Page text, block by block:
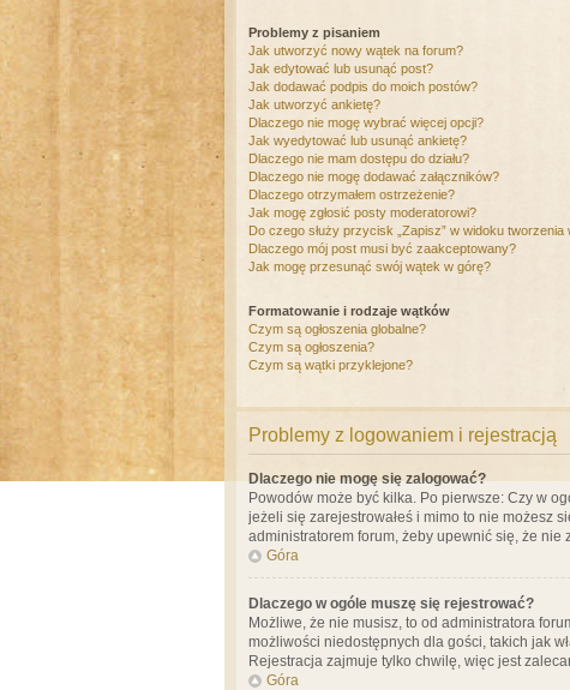
Problemy z pisaniem
Jak utworzyć nowy wątek na forum?
Jak edytować lub usunąć post?
Jak dodawać podpis do moich postów?
Jak utworzyć ankietę?
Dlaczego nie mogę wybrać więcej opcji?
Jak wyedytować lub usunąć ankietę?
Dlaczego nie mam dostępu do działu?
Dlaczego nie mogę dodawać załączników?
Dlaczego otrzymałem ostrzeżenie?
Jak mogę zgłosić posty moderatorowi?
Do czego służy przycisk „Zapisz” w widoku tworzenia
Dlaczego mój post musi być zaakceptowany?
Jak mogę przesunąć swój wątek w górę?
Formatowanie i rodzaje wątków
Czym są ogłoszenia globalne?
Czym są ogłoszenia?
Czym są wątki przyklejone?
Problemy z logowaniem i rejestracją
Dlaczego nie mogę się zalogować?
Powodów może być kilka. Po pierwsze: Czy w
jeżeli się zarejestrowałeś i mimo to nie możesz
administratorem forum, żeby upewnić się, że nie
Góra
Dlaczego w ogóle muszę się rejestrować?
Możliwe, że nie musisz, to od administratora
możliwości niedostępnych dla gości, takich jak
Rejestracja zajmuje tylko chwilę, więc jest
Góra